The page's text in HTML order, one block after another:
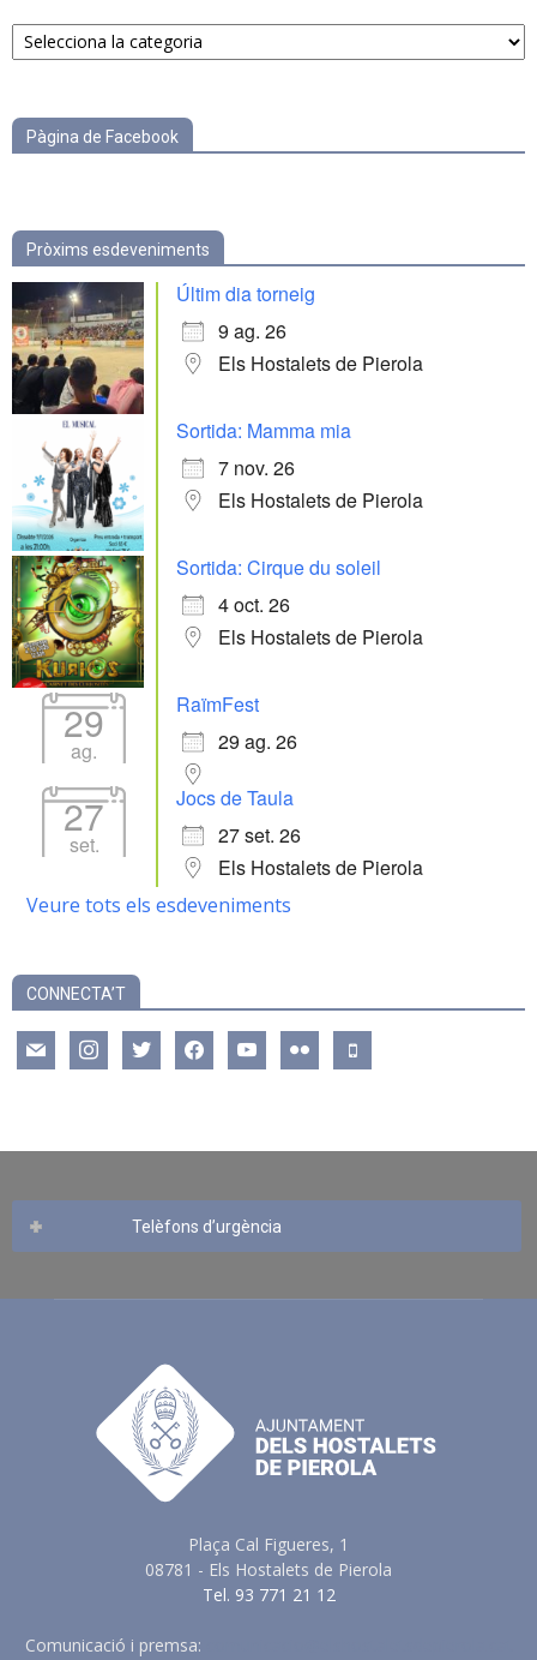
Notícies
per
Pàgina de Facebook
Pròxims esdeveniments
Últim dia torneig
9 ag. 26
Els Hostalets de Pierola
Sortida: Mamma mia
7 nov. 26
Els Hostalets de Pierola
Sortida: Cirque du soleil
4 oct. 26
Els Hostalets de Pierola
29
ag.
RaïmFest
29 ag. 26
27
set.
Jocs de Taula
27 set. 26
Els Hostalets de Pierola
Veure tots els esdeveniments
CONNECTA’T
mail instagramtwitter facebookyoutube flickr mobile
Telèfons d’urgència
Plaça Cal Figueres, 1
08781 - Els Hostalets de Pierola
Tel. 93 771 21 12
Comunicació i premsa: